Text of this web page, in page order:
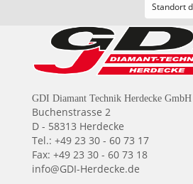
Standort
GDI Diamant Technik Herdecke GmbH
Buchenstrasse 2
D - 58313 Herdecke
Tel.: +49 23 30 - 60 73 17
Fax: +49 23 30 - 60 73 18
info@GDI-Herdecke.de